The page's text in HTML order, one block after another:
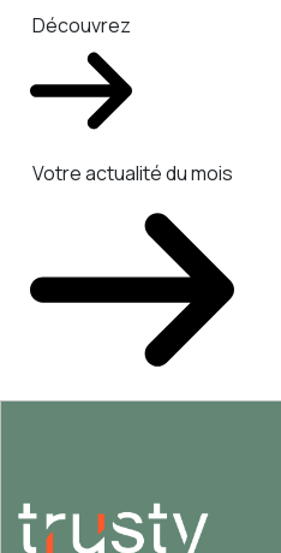
Découvrez
Votre actualité du mois